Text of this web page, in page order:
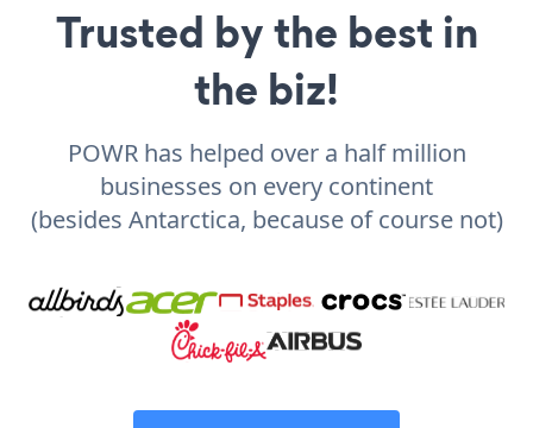
Trusted by the best in
the biz!
POWR has helped over a half million
businesses on every continent
(besides Antarctica, because of course not)